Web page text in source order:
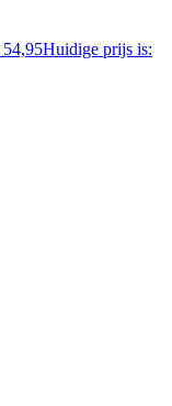
54,95Huidige prijs is: